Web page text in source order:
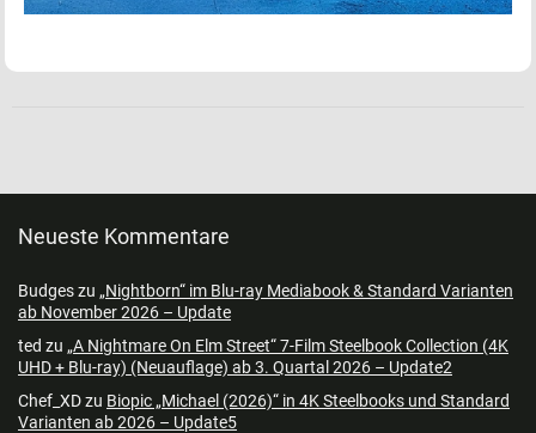
Neueste Kommentare
Budgeszu „Nightborn“ im Blu-ray Mediabook & Standard Varianten
ab November 2026 – Update
ted zu „A Nightmare On Elm Street“ 7-Film Steelbook Collection (4K
UHD + Blu-ray) (Neuauflage) ab 3. Quartal 2026 – Update2
Chef_XDzu Biopic „Michael (2026)“ in 4K Steelbooks und Standard
Varianten ab 2026 – Update5